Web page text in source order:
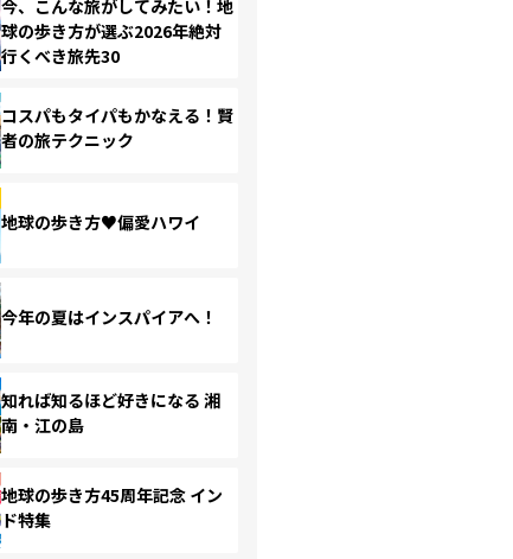
今、こんな旅がしてみたい！地
球の歩き方が選ぶ2026年絶対
行くべき旅先30
コスパもタイパもかなえる！賢
者の旅テクニック
地球の歩き方♥偏愛ハワイ
今年の夏はインスパイアへ！
知れば知るほど好きになる 湘
南・江の島
地球の歩き方45周年記念 イン
ド特集